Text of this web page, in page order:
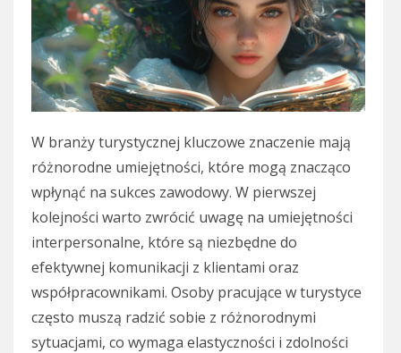
W branży turystycznej kluczowe znaczenie mają
różnorodne umiejętności, które mogą znacząco
wpłynąć na sukces zawodowy. W pierwszej
kolejności warto zwrócić uwagę na umiejętności
interpersonalne, które są niezbędne do
efektywnej komunikacji z klientami oraz
współpracownikami. Osoby pracujące w turystyce
często muszą radzić sobie z różnorodnymi
sytuacjami, co wymaga elastyczności i zdolności